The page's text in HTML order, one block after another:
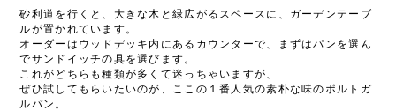
砂利道を行くと、大きな木と緑広がるスペースに、ガーデンテーブ
ルが置かれています。
オーダーはウッドデッキ内にあるカウンターで、まずはパンを選ん
でサンドイッチの具を選びます。
これがどちらも種類が多くて迷っちゃいますが、
ぜひ試してもらいたいのが、ここの１番人気の素朴な味のポルトガ
ルパン。